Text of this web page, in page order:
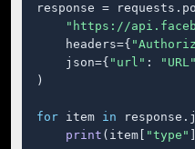
response =
"https://
    headers={
    json={
"url" : "URL"
)
for item in
print (item[ "type"